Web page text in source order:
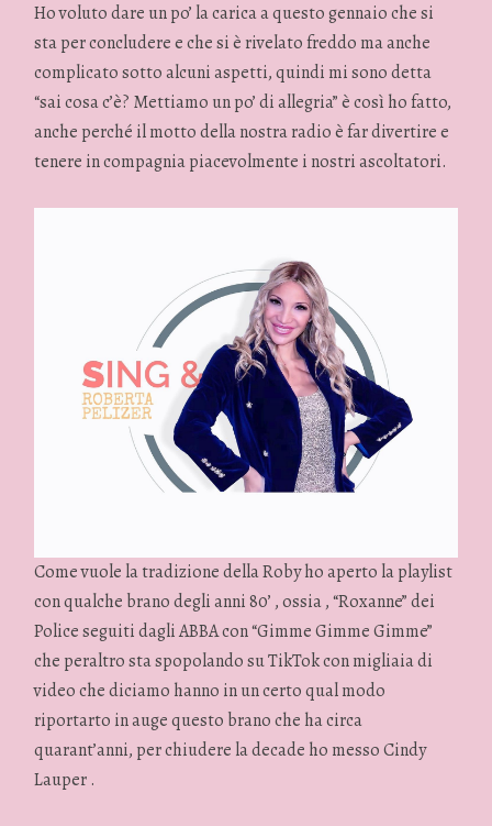
Ho voluto dare un po’ la carica a questo gennaio che si
sta per concludere e che si è rivelato freddo ma anche
complicato sotto alcuni aspetti, quindi mi sono detta
“sai cosa c’è? Mettiamo un po’ di allegria” è così ho fatto,
anche perché il motto della nostra radio è far divertire e
tenere in compagnia piacevolmente i nostri ascoltatori.
Come vuole la tradizione della Roby ho aperto la playlist
con qualche brano degli anni 80’ , ossia , “Roxanne” dei
Police seguiti dagli ABBA con “Gimme Gimme Gimme”
che peraltro sta spopolando su TikTok con migliaia di
video che diciamo hanno in un certo qual modo
riportarto in auge questo brano che ha circa
quarant’anni, per chiudere la decade ho messo Cindy
Lauper .